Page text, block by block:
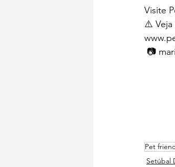
Visite
⚠️ Veja
📷
Pet
Setúbal